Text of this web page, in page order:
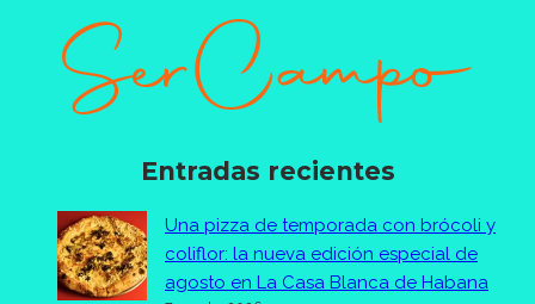
Entradas recientes
Una pizza de temporada con brócoli y
coliflor: la nueva edición especial de
agosto en La Casa Blanca de Habana